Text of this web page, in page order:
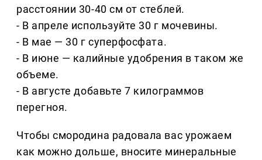
расстоянии 30-40 см от стеблей.
- В апреле используйте 30 г мочевины.
- В мае — 30 г суперфосфата.
- В июне — калийные удобрения в таком же
объеме.
- В августе добавьте 7 килограммов
перегноя.
Чтобы смородина радовала вас урожаем
как можно дольше, вносите минеральные